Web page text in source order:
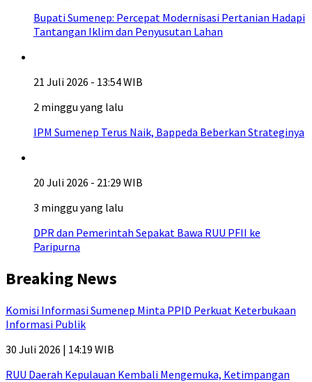
Bupati Sumenep: Percepat Modernisasi Pertanian Hadapi
Tantangan Iklim dan Penyusutan Lahan
21 Juli 2026 - 13:54 WIB
2 minggu yang lalu
IPM Sumenep Terus Naik, Bappeda Beberkan Strateginya
20 Juli 2026 - 21:29 WIB
3 minggu yang lalu
DPR dan Pemerintah Sepakat Bawa RUU PFII ke
Paripurna
Breaking News
Komisi Informasi Sumenep Minta PPID Perkuat Keterbukaan
Informasi Publik
30 Juli 2026 | 14:19 WIB
RUU Daerah Kepulauan Kembali Mengemuka, Ketimpangan